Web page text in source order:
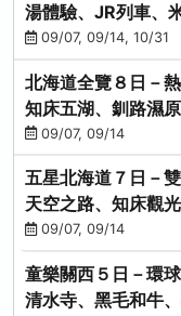
湯體驗、JR列車、
蟹、卡哇依熊牧場
09/07, 09/14, 10/31
北海道全覽８日－
知床五湖、釧路濕
爺花火、螃蟹懷石料
09/07, 09/14
五星北海道７日－
天空之路、知床觀
冰硝子館DIY玻璃杯
09/07, 09/14
童樂關西５日－環
清水寺、黑毛和牛